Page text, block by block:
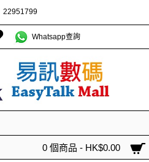
22951799
Whatsapp查詢
0 個商品 - HK$0.00